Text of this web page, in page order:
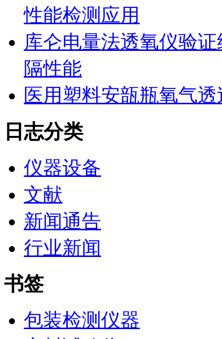
性能检测应用
库仑电量法透氧仪验
隔性能
医用塑料安瓿瓶氧气
日志分类
仪器设备
文献
新闻通告
行业新闻
书签
包装检测仪器